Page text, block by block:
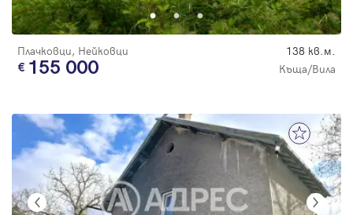
Плачковци, Нейковци 138 кв.м.
155 000 Къща/Вила